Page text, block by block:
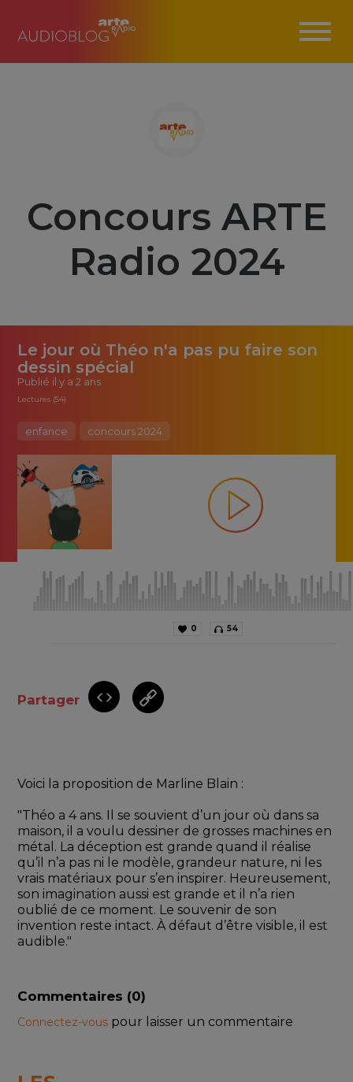
Concours ARTE
Radio 2024
Le jour où Théo n'a pas pu faire son
dessin spécial
Publié il y a 2 ans
Lectures (54)
enfance concours 2024
0 54
Partager
Voici la proposition de Marline Blain :
"Théo a 4 ans. Il se souvient d’un jour où dans sa
maison, il a voulu dessiner de grosses machines en
métal. La déception est grande quand il réalise
qu’il n’a pas ni le modèle, grandeur nature, ni les
vrais matériaux pour s’en inspirer. Heureusement,
son imagination aussi est grande et il n’a rien
oublié de ce moment. Le souvenir de son
invention reste intact. À défaut d’être visible, il est
audible."
Commentaires (0)
Connectez-vous pour laisser un commentaire